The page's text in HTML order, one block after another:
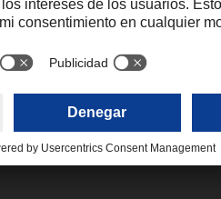
En 2022, la empresa